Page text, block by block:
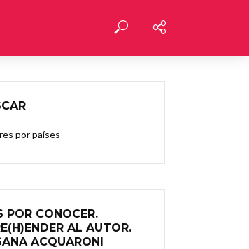
por países
POR CONOCER.
AL AUTOR.
ACQUARONI